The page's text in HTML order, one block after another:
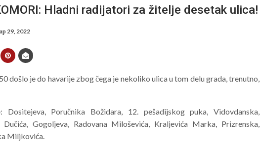
Hladni radijatori za žitelje desetak ulica!
29, 2022
došlo je do havarije zbog čega je nekoliko ulica u tom delu grada, trenutno,
Poručnika Božidara, 12. pešadijskog puka, Vidovdanska,
Dučića, Gogoljeva, Radovana Miloševića, Kraljevića Marka, Prizrenska,
Miljkovića.